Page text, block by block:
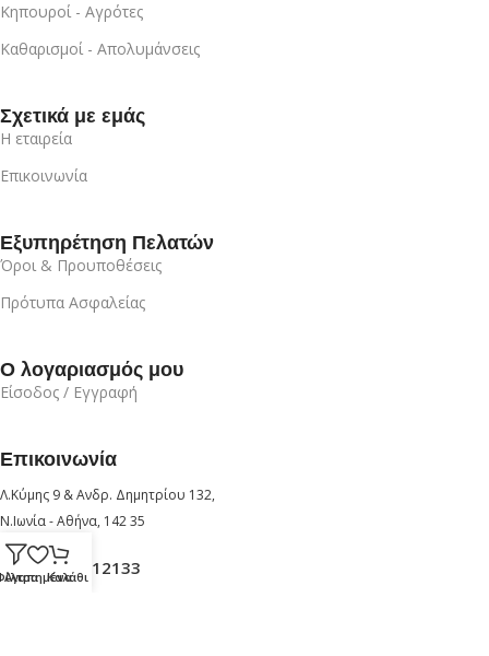
Κηπουροί - Αγρότες
Καθαρισμοί - Απολυμάνσεις
Σχετικά με εμάς
Η εταιρεία
Επικοινωνία
Εξυπηρέτηση Πελατών
Όροι & Προυποθέσεις
Πρότυπα Ασφαλείας
Ο λογαριασμός μου
Είσοδος / Εγγραφή
Επικοινωνία
Λ.Κύμης 9 & Ανδρ. Δημητρίου 132,
Ν.Ιωνία - Αθήνα, 142 35
+30 210 6912133
Αγαπημένα
Καλάθι